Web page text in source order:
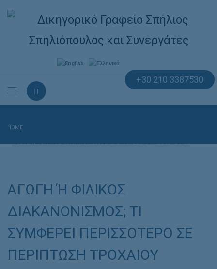
+30 210 3387530
HOME
ΑΓΩΓΗ Ή ΦΙΛΙΚΟΣ ΔΙΑΚΑΝΟΝΙΣΜΟΣ; ΤΙ ΣΥΜΦΕΡΕΙ ΠΕΡΙΣΣΟΤΕΡΟ ΣΕ Π
ΑΓΩΓΗ Ή ΦΙΛΙΚΟΣ
ΔΙΑΚΑΝΟΝΙΣΜΟΣ; ΤΙ
ΣΥΜΦΕΡΕΙ ΠΕΡΙΣΣΟΤΕΡΟ ΣΕ
ΠΕΡΙΠΤΩΣΗ ΤΡΟΧΑΙΟΥ